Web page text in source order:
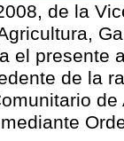
de la
el presente
de la